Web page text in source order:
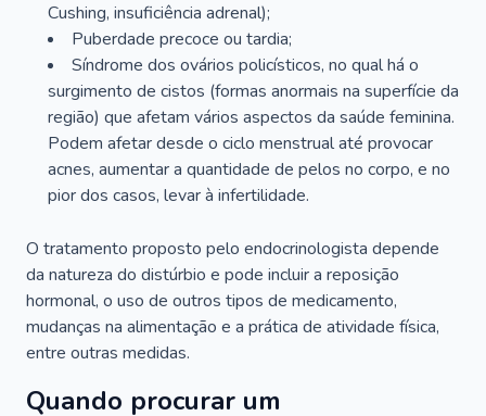
Cushing, insuficiência adrenal);
Puberdade precoce ou tardia;
Síndrome dos ovários policísticos, no qual há o
surgimento de cistos (formas anormais na superfície da
região) que afetam vários aspectos da saúde feminina.
Podem afetar desde o ciclo menstrual até provocar
acnes, aumentar a quantidade de pelos no corpo, e no
pior dos casos, levar à infertilidade.
O tratamento proposto pelo endocrinologista depende
da natureza do distúrbio e pode incluir a reposição
hormonal, o uso de outros tipos de medicamento,
mudanças na alimentação e a prática de atividade física,
entre outras medidas.
Quando procurar um